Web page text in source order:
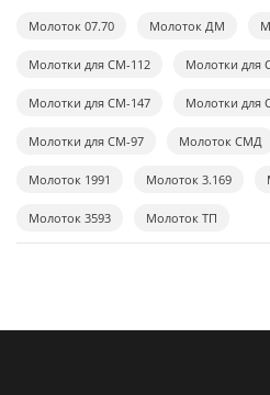
Молоток 07.70 Молоток ДМ
Молотки для СМ-112 Молотки для
Молотки для СМ-147 Молотки для
Молотки для СМ-97 Молоток СМД
Молоток 1991 Молоток 3.169
Молоток 3593 Молоток ТП